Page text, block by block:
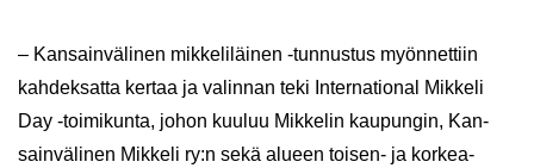
– Kan­sain­vä­li­nen mik­ke­li­läi­nen -​tunnustus myön­net­tiin
kah­dek­sat­ta ker­taa ja va­lin­nan teki In­ter­na­tio­nal Mik­ke­li
Day -​toimikunta, johon kuu­luu Mik­ke­lin kau­pun­gin, Kan­
sain­vä­li­nen Mik­ke­li ry:n sekä alu­een toisen-​ ja korkea-​